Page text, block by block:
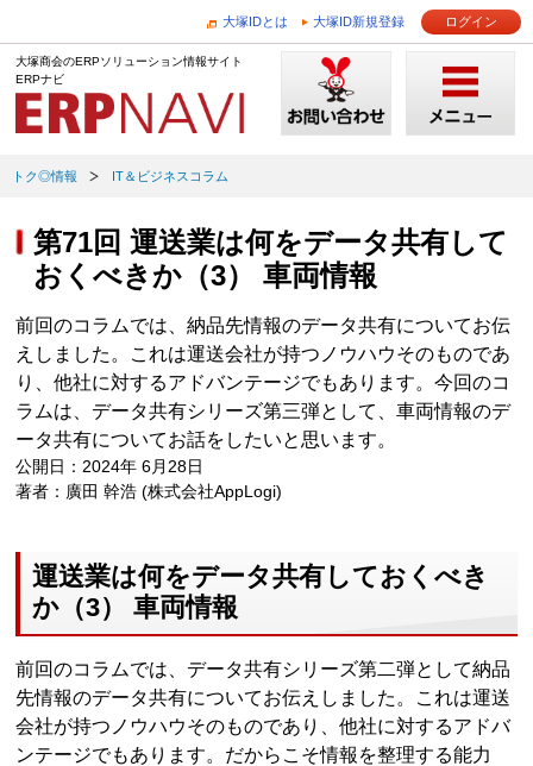
大塚IDとは 大塚ID新規登録 ログイン
大塚商会のERPソリューション情報サイト
ERPナビ
トク◎情報 IT＆ビジネスコラム
第71回 運送業は何をデータ共有して
おくべきか（3） 車両情報
前回のコラムでは、納品先情報のデータ共有についてお伝
えしました。これは運送会社が持つノウハウそのものであ
り、他社に対するアドバンテージでもあります。今回のコ
ラムは、データ共有シリーズ第三弾として、車両情報のデ
ータ共有についてお話をしたいと思います。
公開日：2024年 6月28日
著者：廣田 幹浩 (株式会社AppLogi)
運送業は何をデータ共有しておくべき
か（3） 車両情報
前回のコラムでは、データ共有シリーズ第二弾として納品
先情報のデータ共有についてお伝えしました。これは運送
会社が持つノウハウそのものであり、他社に対するアドバ
ンテージでもあります。だからこそ情報を整理する能力